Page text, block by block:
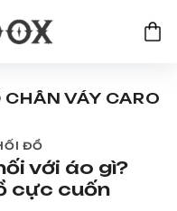
CHÂN VÁY CARO
ĐỒ
với áo gì?
cực cuốn